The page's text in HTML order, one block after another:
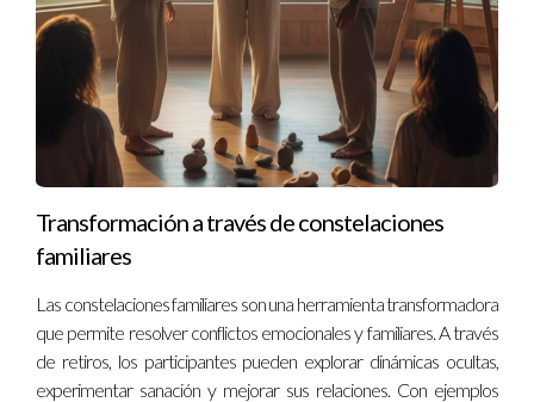
Transformación a través de constelaciones
familiares
Las constelaciones familiares son una herramienta transformadora
que permite resolver conflictos emocionales y familiares. A través
de retiros, los participantes pueden explorar dinámicas ocultas,
experimentar sanación y mejorar sus relaciones. Con ejemplos